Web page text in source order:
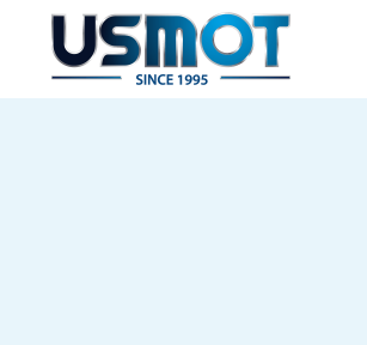
Przejdź